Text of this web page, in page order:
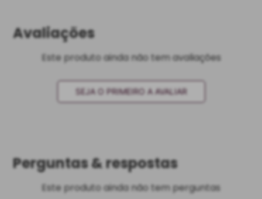
Avaliações
Este produto ainda não tem avaliações
SEJA O PRIMEIRO A AVALIAR
Perguntas & respostas
Este produto ainda não tem perguntas